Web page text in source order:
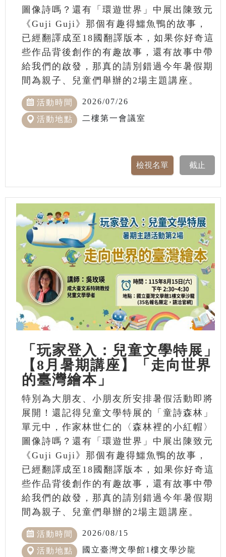
圖像詩嗎？還有「環遊世界」中展出陳致元
《Guji Guji》那個有趣得鱷魚鴨的故事，
已經翻譯成至18國翻譯版本，如果你好奇這
些作品背後創作的有趣故事，還有故事中帶
給我們的啟發，那真的請別錯過今年暑假期
間為親子、兒童們舉辦的2場主題講座。
活動時間 2026/07/26
活動地點 二樓第一會議室
「玩家登入：兒童文學特展」
【8月暑期講座】「走向世界
的臺灣繪本」
特別為大朋友、小朋友所安排暑假活動即將
展開！還記得兒童文學特展的「童詩森林」
單元中，作家林世仁的〈森林裡的小紅帽〉
圖像詩嗎？還有「環遊世界」中展出陳致元
《Guji Guji》那個有趣得鱷魚鴨的故事，
已經翻譯成至18國翻譯版本，如果你好奇這
些作品背後創作的有趣故事，還有故事中帶
給我們的啟發，那真的請別錯過今年暑假期
間為親子、兒童們舉辦的2場主題講座。
活動時間 2026/08/15
活動地點 國立臺灣文學館1樓文學沙龍